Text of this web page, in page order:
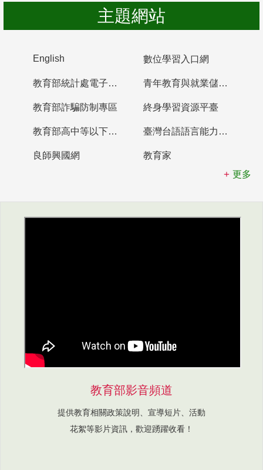
主題網站
English 數位學習入口網
教育部統計處電子書櫃 青年教育與就業儲蓄帳戶
教育部詐騙防制專區 終身學習資源平臺
教育部高中等以下學校及幼兒園教師資格檢定考試 臺灣台語語言能力認證網站
良師興國網
教育家
更多
教育部影音頻道
提供教育相關政策說明、宣導短片、活動
花絮等影片資訊，歡迎踴躍收看！